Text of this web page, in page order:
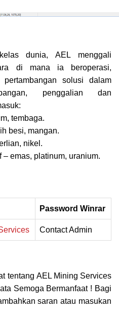
dunia, AEL menggali
di mana ia beroperasi,
solusi dalam
penggalian dan
tembaga.
besi, mangan.
nikel.
emas, platinum, uranium.
Password Winrar
Contact Admin
tentang AEL Mining Services
Semoga Bermanfaat ! Bagi
saran atau masukan